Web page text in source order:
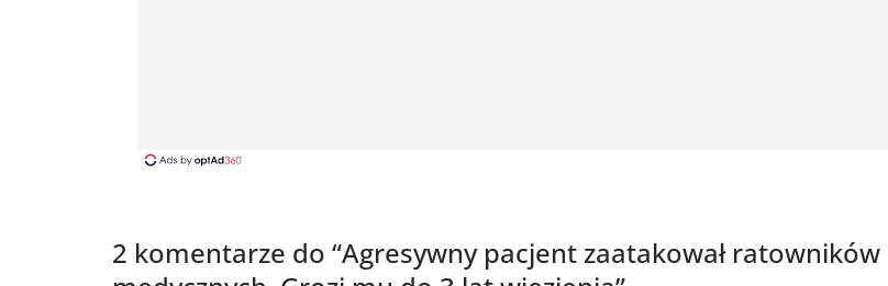
2 komentarze do “Agresywny pacjent zaatakował ratowników